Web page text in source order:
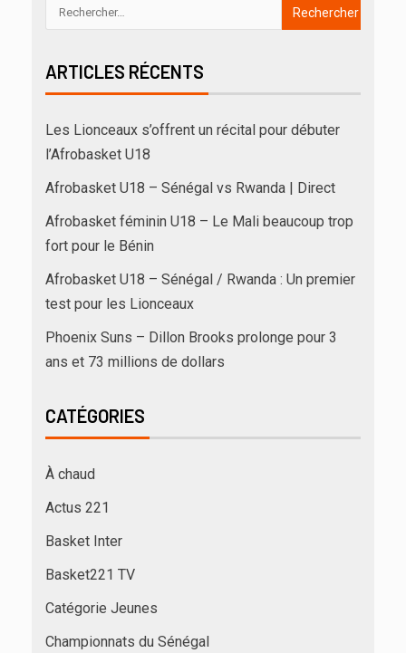
ARTICLES RÉCENTS
Les Lionceaux s’offrent un récital pour débuter
l’Afrobasket U18
Afrobasket U18 – Sénégal vs Rwanda | Direct
Afrobasket féminin U18 – Le Mali beaucoup trop
fort pour le Bénin
Afrobasket U18 – Sénégal / Rwanda : Un premier
test pour les Lionceaux
Phoenix Suns – Dillon Brooks prolonge pour 3
ans et 73 millions de dollars
CATÉGORIES
À chaud
Actus 221
Basket Inter
Basket221 TV
Catégorie Jeunes
Championnats du Sénégal